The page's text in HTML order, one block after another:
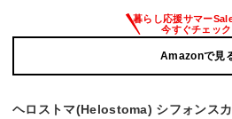
Amazonで見
ヘロストマ(Helostoma) シフォンス